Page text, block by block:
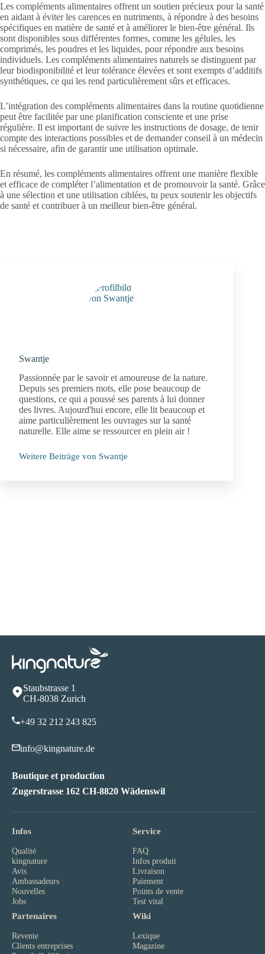
Les compléments alimentaires offrent un soutien précieux pour la santé
en aidant à éviter les carences en nutriments, à répondre à des besoins
spécifiques en matière de santé et à améliorer le bien-être général. Ils
sont disponibles sous différentes formes, comme les gélules, les
comprimés, les poudres et les liquides, pour répondre aux besoins
individuels. Les compléments alimentaires naturels se distinguent par
leur biodisponibilité et leur tolérance élevées et sont exempts d’additifs
synthétiques, ce qui les rend particulièrement sûrs et efficaces.
L’intégration des compléments alimentaires dans la routine quotidienne
peut être facilitée par une planification consciente et une prise
régulière. Il est important de suivre les instructions de dosage, de tenir
compte des interactions possibles et de demander conseil à un médecin
si nécessaire, afin de garantir une utilisation optimale.
En résumé, les compléments alimentaires offrent une manière flexible
et efficace de compléter l’alimentation et de promouvoir la santé. Grâce
à une sélection et une utilisation ciblées, tu peux soutenir les objectifs
de santé et contribuer à un meilleur bien-être général.
Swantje
Passionnée par le savoir et amoureuse de la nature.
Depuis ses premiers mots, elle pose beaucoup de
questions, ce qui a poussé ses parents à lui donner
des livres. Aujourd'hui encore, elle lit beaucoup et
aime particulièrement les ouvrages sur la santé
naturelle. Elle aime se ressourcer en plein air !
Weitere Beiträge von Swantje
Staubstrasse 1
CH-8038 Zurich
+49 32 212 243 825
info@kingnature.de
Boutique et production
Zugerstrasse 162 CH-8820 Wädenswil
Infos
Qualité
kingnature
Avis
Ambassadeurs
Nouvelles
Jobs
Service
FAQ
Infos produit
Livraison
Paiement
Points de vente
Test vital
Partenaires
Revente
Clients entreprises
Wiki
Lexique
Magazine